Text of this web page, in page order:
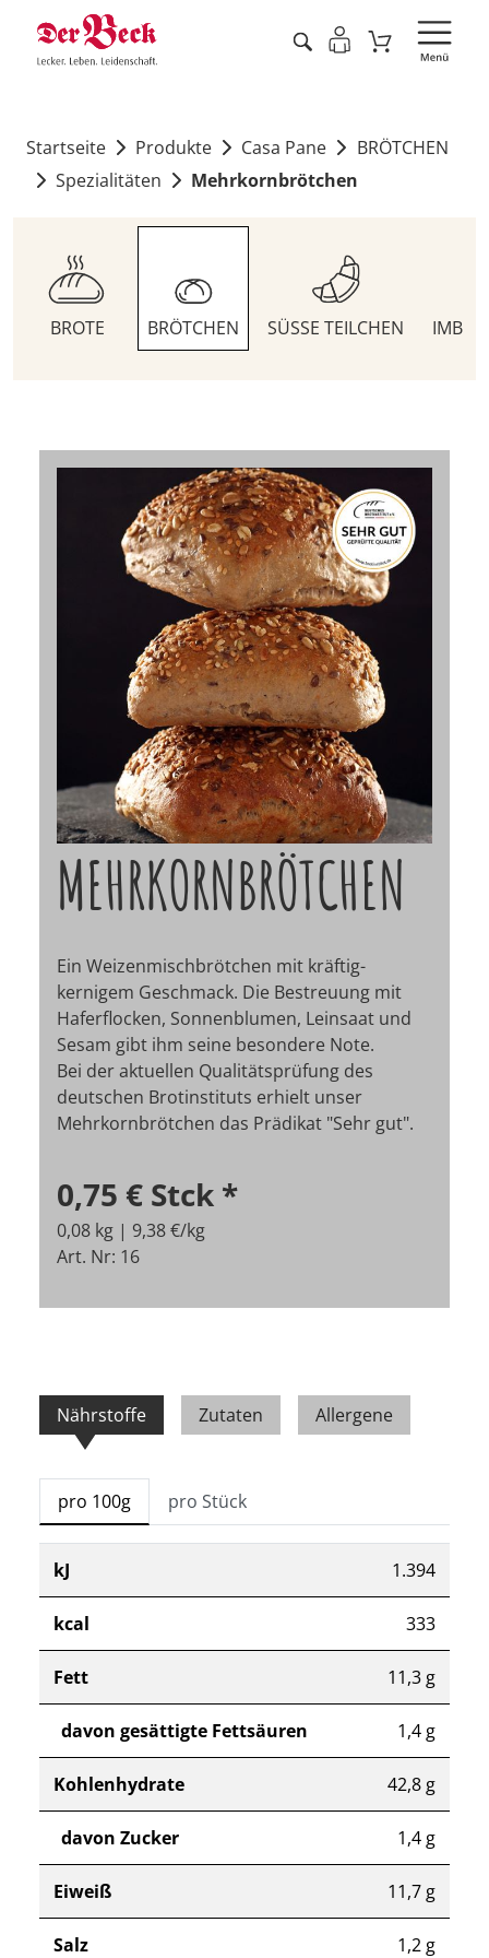
Startseite Produkte Casa Pane
BRÖTCHEN
Spezialitäten
Mehrkornbrötchen
BROTE BRÖTCHEN SÜSSE TEILCHEN
MEHRKORNBRÖTCHEN
Ein Weizenmischbrötchen mit kräftig-
kernigem Geschmack. Die Bestreuung mit
Haferflocken, Sonnenblumen, Leinsaat und
Sesam gibt ihm seine besondere Note.
Bei der aktuellen Qualitätsprüfung des
deutschen Brotinstituts erhielt unser
Mehrkornbrötchen das Prädikat "Sehr gut".
0,75 € Stck *
0,08 kg | 9,38 €/kg
Art. Nr: 16
Nährstoffe Zutaten Allergene
pro 100g pro Stück
kJ 1.394
kcal 333
Fett 11,3 g
davon gesättigte Fettsäuren 1,4 g
Kohlenhydrate 42,8 g
davon Zucker 1,4 g
Eiweiß 11,7 g
Salz 1,2 g